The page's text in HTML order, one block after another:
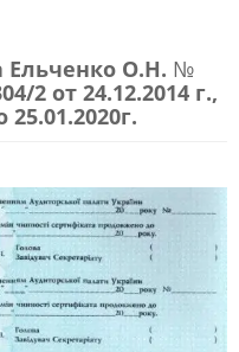
Ельченко О.Н. №
2 от 24.12.2014 г.,